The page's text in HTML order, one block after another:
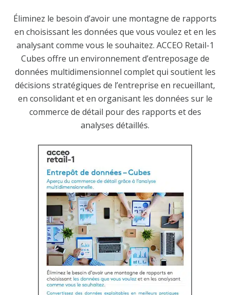
Éliminez le besoin d’avoir une montagne de rapports
en choisissant les données que vous voulez et en les
analysant comme vous le souhaitez. ACCEO Retail-1
Cubes offre un environnement d’entreposage de
données multidimensionnel complet qui soutient les
décisions stratégiques de l’entreprise en recueillant,
en consolidant et en organisant les données sur le
commerce de détail pour des rapports et des
analyses détaillés.